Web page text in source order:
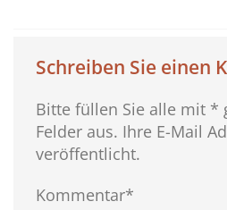
Schreiben Sie einen
Bitte füllen Sie alle mit *
Felder aus. Ihre E-Mail
veröffentlicht.
Kommentar*